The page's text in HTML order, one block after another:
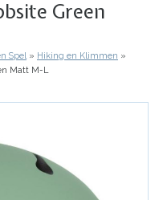
Green
Spel
Hiking en Klimmen
Matt M-L